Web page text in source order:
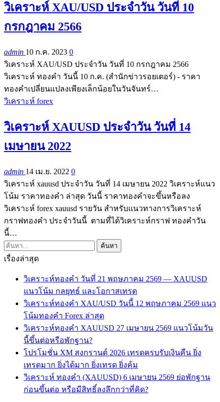
วิเคราะห์ XAU/USD ประจำวัน วันที่ 10
กรกฎาคม 2566
admin 10 ก.ค. 2023 0
วิเคราะห์ XAU/USD ประจำวัน วันที่ 10 กรกฎาคม 2566
วิเคราะห์ ทองคำ วันนี้ 10 ก.ค. (สำนักข่าวรอยเตอร์) - ราคา
ทองคำเปลี่ยนแปลงเพียงเล็กน้อยในวันจันทร์…
วิเคราะห์ forex
วิเคราะห์ XAUUSD ประจำวัน วันที่ 14
เมษายน 2022
admin 14 เม.ย. 2022 0
วิเคราะห์ xauusd ประจำวัน วันที่ 14 เมษายน 2022 วิเคราะห์แนว
โน้ม ราคาทองคำ ล่าสุด วันนี้ ราคาทองคำจะขึ้นหรือลง
วิเคราะห์ forex xauusd รายวัน สำหรับแนวทางการวิเคราะห์
กราฟทองคำ ประจำวันนี้ ตามที่ได้วิเคราะห์กราฟ ทองคำวัน
นี้…
เรื่องล่าสุด
วิเคราะห์ทองคำ วันที่ 21 พฤษภาคม 2569 — XAUUSD
แนวโน้ม กลยุทธ์ และโอกาสเทรด
วิเคราะห์ทองคำ XAU/USD วันนี้ 12 พฤษภาคม 2569 แนว
โน้มทองคำ Forex ล่าสุด
วิเคราะห์ทองคำ XAUUSD 27 เมษายน 2569 แนวโน้มวัน
นี้ขึ้นต่อหรือพักฐาน?
โปรโมชั่น XM สงกรานต์ 2026 เทรดครบรับเงินคืน ยิ่ง
เทรดมาก ยิ่งได้มาก ยิ่งเทรด ยิ่งคุ้ม
วิเคราะห์ ทองคำ (XAUUSD) 6 เมษายน 2569 ย่อพักฐาน
ก่อนขึ้นต่อ หรือมีสิทธิ์ลงลึกกว่าที่คิด?